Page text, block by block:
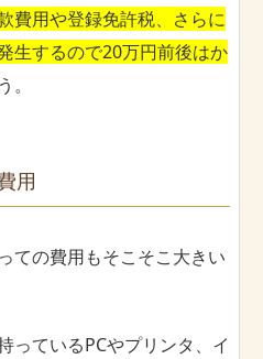
費用や登録免許税、さらに
生するので20万円前後はか
用
ての費用もそこそこ大きい
っているPCやプリンタ、イ